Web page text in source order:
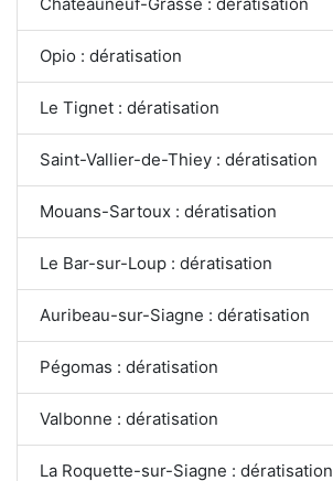
Opio : dératisation
Le Tignet : dératisation
Saint-Vallier-de-Thiey : dératisation
Mouans-Sartoux : dératisation
Le Bar-sur-Loup : dératisation
Auribeau-sur-Siagne : dératisation
Pégomas : dératisation
Valbonne : dératisation
La Roquette-sur-Siagne : dératisation